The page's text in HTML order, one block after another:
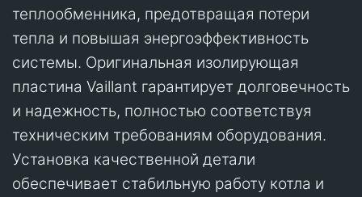
теплообменника, предотвращая потери
тепла и повышая энергоэффективность
системы. Оригинальная изолирующая
пластина Vaillant гарантирует долговечность
и надежность, полностью соответствуя
техническим требованиям оборудования.
Установка качественной детали
обеспечивает стабильную работу котла и